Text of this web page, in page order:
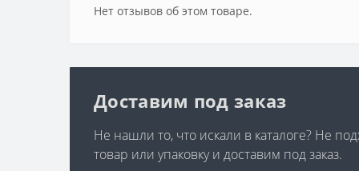
Нет отзывов об этом товаре.
Доставим под заказ
Не нашли то, что искали в каталоге? Не
товар или упаковку и доставим под заказ.